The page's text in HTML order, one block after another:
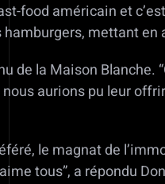
food américain et
mettant en
de la Maison Blanche.
aurions pu leur
le magnat de
tous”, a répondu